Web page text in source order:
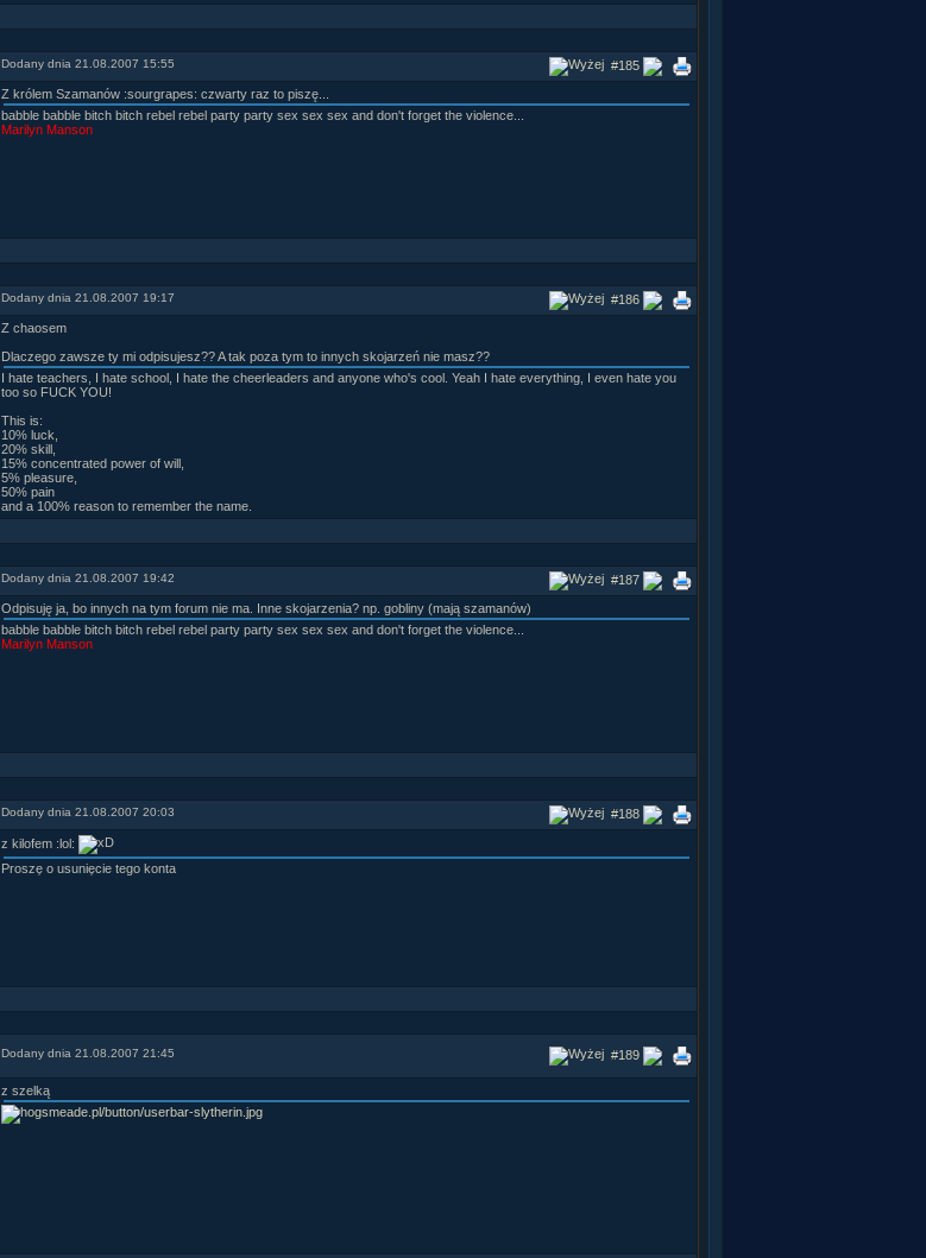
#185
Dodany dnia 21.08.2007 15:55
Z królem Szamanów :sourgrapes: czwarty raz to piszę...
babble babble bitch bitch rebel rebel party party sex sex sex and don't forget the violence...
Marilyn Manson
#186
Dodany dnia 21.08.2007 19:17
Z chaosem
Dlaczego zawsze ty mi odpisujesz?? A tak poza tym to innych skojarzeń nie masz??
I hate teachers, I hate school, I hate the cheerleaders and anyone who's cool. Yeah I hate everything, I even hate you
too so FUCK YOU!
This is:
10% luck,
20% skill,
15% concentrated power of will,
5% pleasure,
50% pain
and a 100% reason to remember the name.
#187
Dodany dnia 21.08.2007 19:42
Odpisuję ja, bo innych na tym forum nie ma. Inne skojarzenia? np. gobliny (mają szamanów)
babble babble bitch bitch rebel rebel party party sex sex sex and don't forget the violence...
Marilyn Manson
#188
Dodany dnia 21.08.2007 20:03
z kilofem :lol:
Proszę o usunięcie tego konta
#189
Dodany dnia 21.08.2007 21:45
z szelką